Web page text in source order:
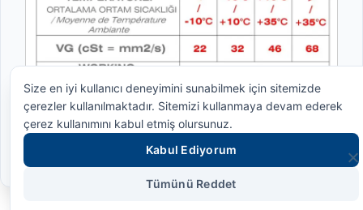
Size en iyi kullanıcı deneyimini sunabilmek için sitemizde
çerezler kullanılmaktadır. Sitemizi kullanmaya devam ederek
çerez kullanımını kabul etmiş olursunuz.
Kabul Ediyorum
Tümünü Reddet